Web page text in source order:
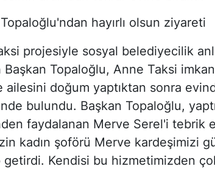
hayırlı olsun ziyareti
projesiyle sosyal belediyecilik
Topaloğlu, Anne Taksi
ailesini doğum yaptıktan sonra
bulundu. Başkan Topaloğlu,
faydalanan Merve Serel'i tebrik
kadın şoförü Merve kardeşimizi
getirdi. Kendisi bu hizmetimizden